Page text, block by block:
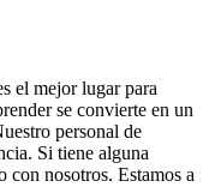
el mejor lugar para
se convierte en un
personal de
Si tiene alguna
con nosotros. Estamos a